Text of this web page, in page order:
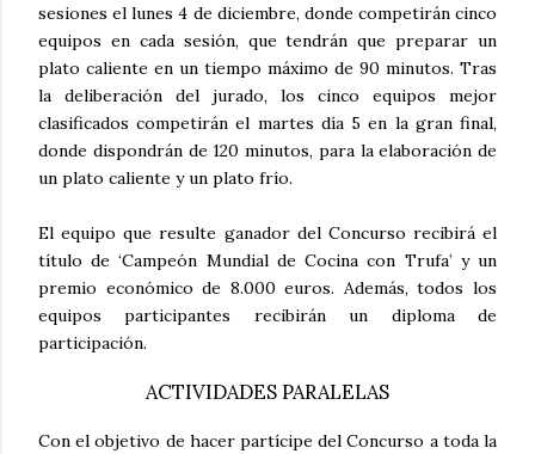
sesiones el lunes 4 de diciembre, donde competirán cinco
equipos en cada sesión, que tendrán que preparar un
plato caliente en un tiempo máximo de 90 minutos. Tras
la deliberación del jurado, los cinco equipos mejor
clasificados competirán el martes día 5 en la gran final,
donde dispondrán de 120 minutos, para la elaboración de
un plato caliente y un plato frío.
El equipo que resulte ganador del Concurso recibirá el
título de ‘Campeón Mundial de Cocina con Trufa’ y un
premio económico de 8.000 euros. Además, todos los
equipos participantes recibirán un diploma de
participación.
ACTIVIDADES PARALELAS
Con el objetivo de hacer partícipe del Concurso a toda la